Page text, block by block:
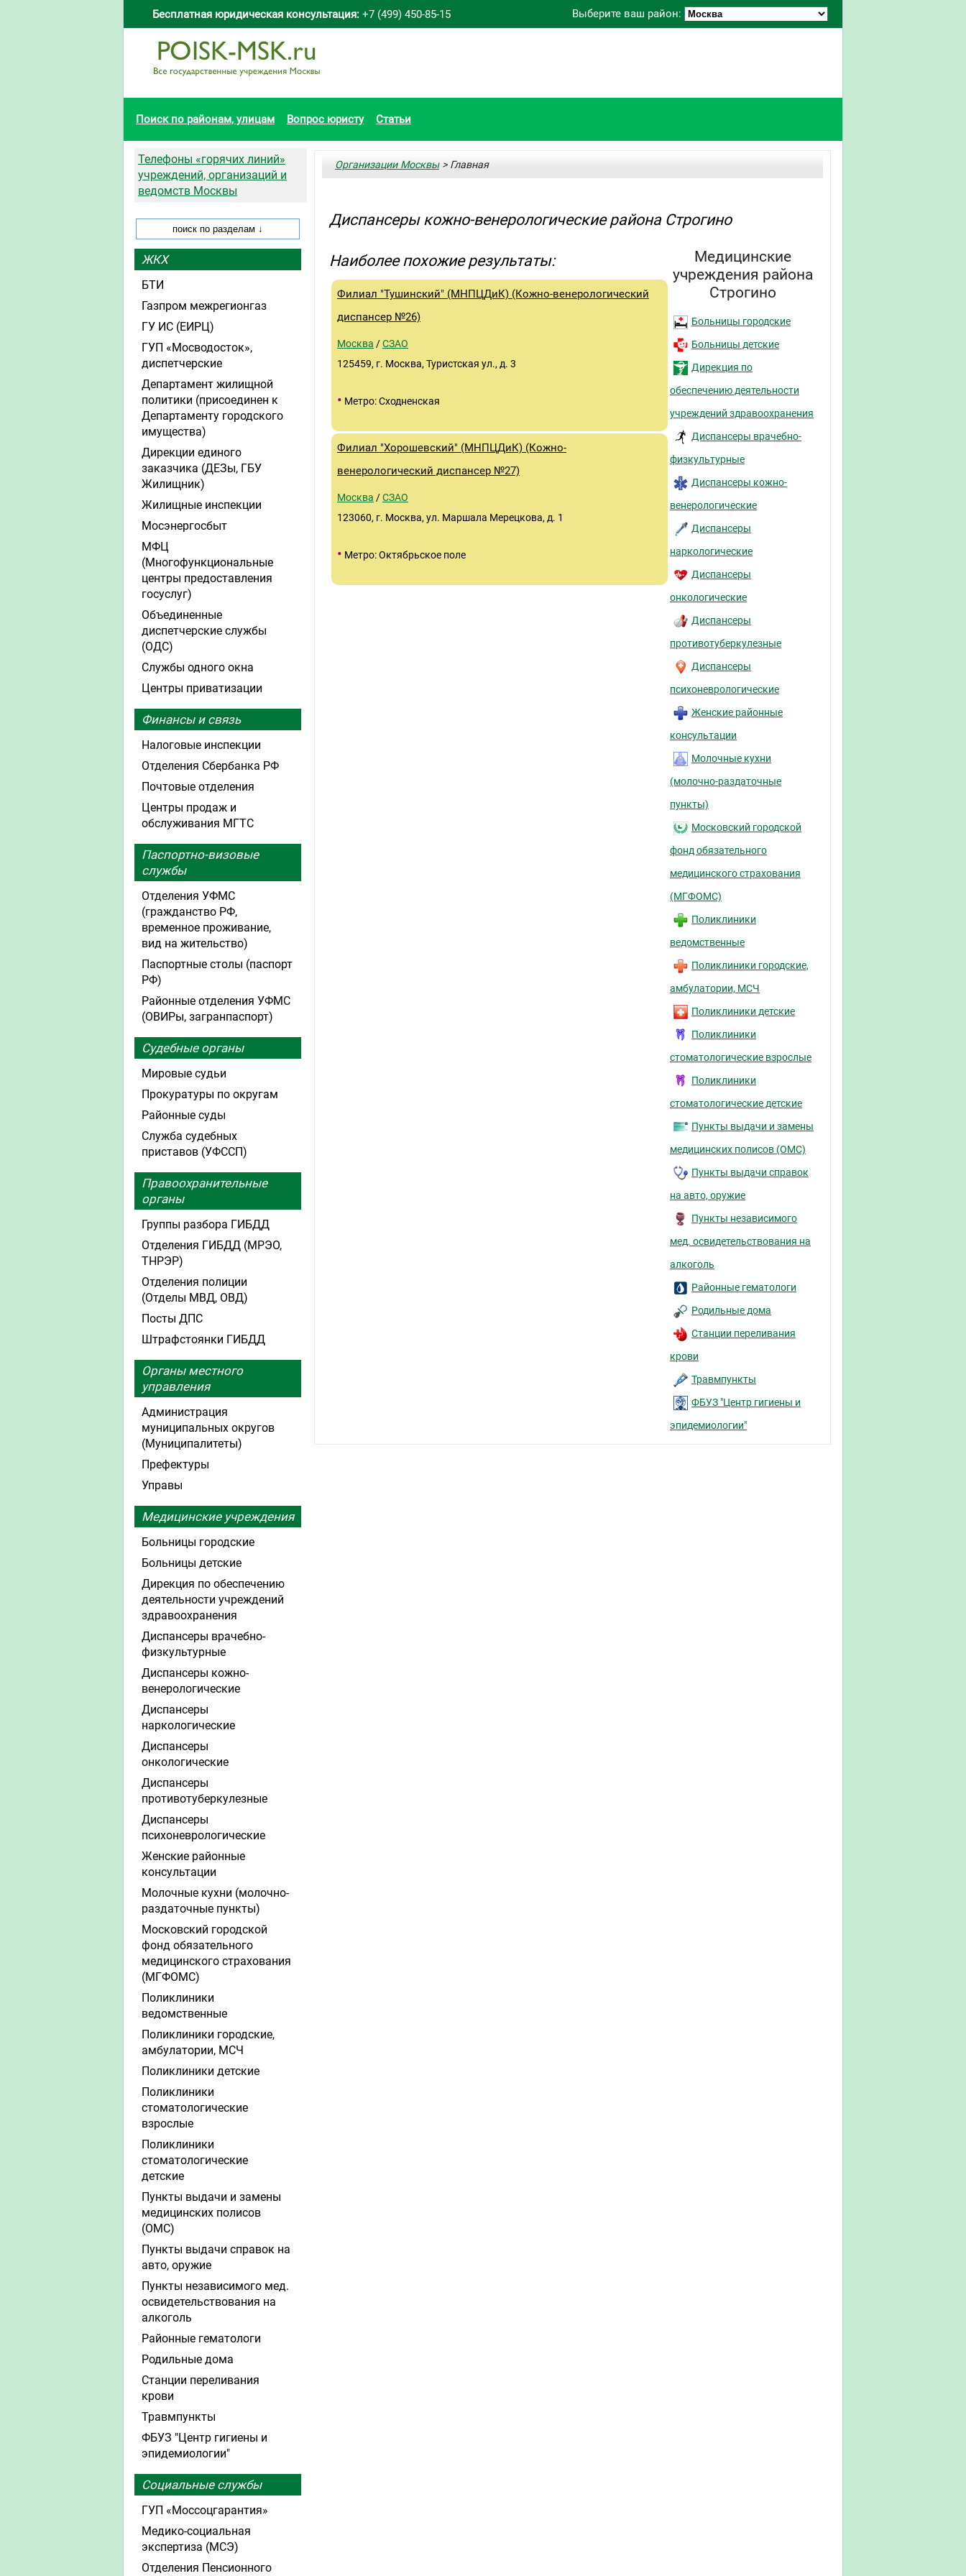
Выберите ваш район:
Бесплатная юридическая консультация: +7 (499) 450-85-15
Поиск по районам, улицам Вопрос юристу Статьи
Организации Москвы> Главная
Диспансеры кожно-венерологические района Строгино
Наиболее похожие результаты:
Филиал "Тушинский" (МНПЦДиК) (Кожно-венерологический
диспансер №26)
Москва /СЗАО
125459, г. Москва, Туристская ул., д. 3
• Метро: Сходненская
Филиал "Хорошевский" (МНПЦДиК) (Кожно-
венерологический диспансер №27)
Москва /СЗАО
123060, г. Москва, ул. Маршала Мерецкова, д. 1
• Метро: Октябрьское поле
Медицинские
учреждения района
Строгино
Больницы городские
Больницы детские
Дирекция по
обеспечению деятельности
учреждений здравоохранения
Диспансеры врачебно-
физкультурные
Диспансеры кожно-
венерологические
Диспансеры
наркологические
Диспансеры
онкологические
Диспансеры
противотуберкулезные
Диспансеры
психоневрологические
Женские районные
консультации
Молочные кухни
(молочно-раздаточные
пункты)
Московский городской
фонд обязательного
медицинского страхования
(МГФОМС)
Поликлиники
ведомственные
Поликлиники городские,
амбулатории, МСЧ
Поликлиники детские
Поликлиники
стоматологические взрослые
Поликлиники
стоматологические детские
Пункты выдачи и замены
медицинских полисов (ОМС)
Пункты выдачи справок
на авто, оружие
Пункты независимого
мед. освидетельствования на
алкоголь
Районные гематологи
Родильные дома
Станции переливания
крови
Травмпункты
ФБУЗ "Центр гигиены и
эпидемиологии"
Телефоны «горячих линий»
учреждений, организаций и
ведомств Москвы
ЖКХ
БТИ
Газпром межрегионгаз
ГУ ИС (ЕИРЦ)
ГУП «Мосводосток»,
диспетчерские
Департамент жилищной
политики (присоединен к
Департаменту городского
имущества)
Дирекции единого
заказчика (ДЕЗы, ГБУ
Жилищник)
Жилищные инспекции
Мосэнергосбыт
МФЦ
(Многофункциональные
центры предоставления
госуслуг)
Объединенные
диспетчерские службы
(ОДС)
Службы одного окна
Центры приватизации
Финансы и связь
Налоговые инспекции
Отделения Сбербанка РФ
Почтовые отделения
Центры продаж и
обслуживания МГТС
Паспортно-визовые
службы
Отделения УФМС
(гражданство РФ,
временное проживание,
вид на жительство)
Паспортные столы (паспорт
РФ)
Районные отделения УФМС
(ОВИРы, загранпаспорт)
Судебные органы
Мировые судьи
Прокуратуры по округам
Районные суды
Служба судебных
приставов (УФССП)
Правоохранительные
органы
Группы разбора ГИБДД
Отделения ГИБДД (МРЭО,
ТНРЭР)
Отделения полиции
(Отделы МВД, ОВД)
Посты ДПС
Штрафстоянки ГИБДД
Органы местного
управления
Администрация
муниципальных округов
(Муниципалитеты)
Префектуры
Управы
Медицинские учреждения
Больницы городские
Больницы детские
Дирекция по обеспечению
деятельности учреждений
здравоохранения
Диспансеры врачебно-
физкультурные
Диспансеры кожно-
венерологические
Диспансеры
наркологические
Диспансеры
онкологические
Диспансеры
противотуберкулезные
Диспансеры
психоневрологические
Женские районные
консультации
Молочные кухни (молочно-
раздаточные пункты)
Московский городской
фонд обязательного
медицинского страхования
(МГФОМС)
Поликлиники
ведомственные
Поликлиники городские,
амбулатории, МСЧ
Поликлиники детские
Поликлиники
стоматологические
взрослые
Поликлиники
стоматологические
детские
Пункты выдачи и замены
медицинских полисов
(ОМС)
Пункты выдачи справок на
авто, оружие
Пункты независимого мед.
освидетельствования на
алкоголь
Районные гематологи
Родильные дома
Станции переливания
крови
Травмпункты
ФБУЗ "Центр гигиены и
эпидемиологии"
Социальные службы
ГУП «Моссоцгарантия»
Медико-социальная
экспертиза (МСЭ)
Отделения Пенсионного